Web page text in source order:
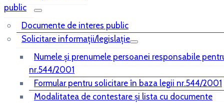
public
Documente de interes public
Solicitare informații/legislație
Numele și prenumele persoanei responsabile
nr.544/2001
Formular pentru solicitare în baza legii nr.544/2001
Modalitatea de contestare și lista cu documente